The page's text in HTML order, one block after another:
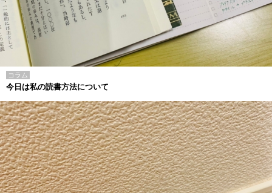
コラム
今日は私の読書方法について